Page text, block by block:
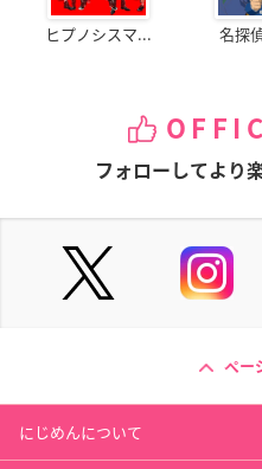
ヒプノシスマ... 名探
フォローしてより
ペー
にじめんについて